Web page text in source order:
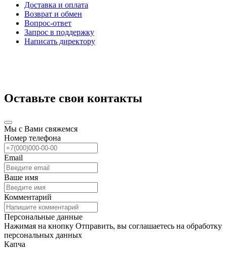
Доставка и оплата
Возврат и обмен
Вопрос-ответ
Запрос в поддержку
Написать директору
Оставьте свои контакты
Мы с Вами свяжемся
Номер телефона
Email
Ваше имя
Комментарий
Персональные данные
Нажимая на кнопку Отправить, вы соглашаетесь на обработку
персональных данных
Капча